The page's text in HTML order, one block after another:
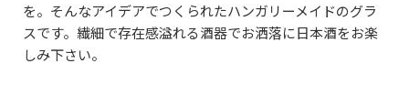
を。そんなアイデアでつくられたハンガリーメイドのグラ
スです。繊細で存在感溢れる酒器でお洒落に日本酒をお楽
しみ下さい。